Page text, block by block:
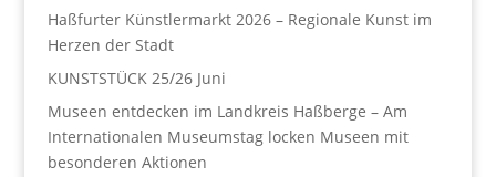
Haßfurter Künstlermarkt 2026 – Regionale Kunst im
Herzen der Stadt
KUNSTSTÜCK 25/26 Juni
Museen entdecken im Landkreis Haßberge – Am
Internationalen Museumstag locken Museen mit
besonderen Aktionen